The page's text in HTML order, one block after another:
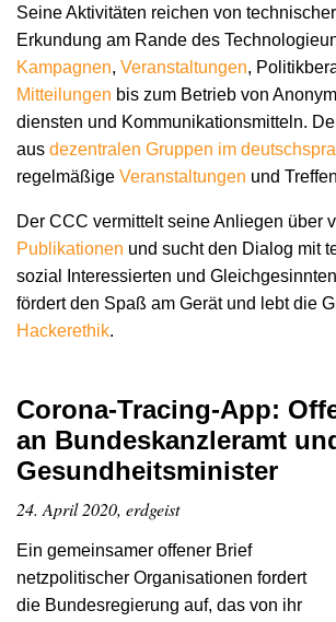
Seine Aktivitäten reichen von
Erkundung am Rande des
Kampagnen, Veranstaltungen,
Mitteilungen bis zum Betrieb von
diensten und Kommunikations­mitteln.
aus dezentralen Gruppen im
regelmäßige Veranstaltungen und
Der CCC vermittelt seine Anliegen über
Publikationen und sucht den Dialog mit
sozial Interessierten und
fördert den Spaß am Gerät und lebt die
Hacker­ethik.
Corona-Tracing-App:
an Bundeskanzleramt
Gesundheitsminister
24. April 2020, erdgeist
Ein gemeinsamer offener Brief
netzpolitischer Organisationen fordert
die Bundesregierung auf, das von ihr